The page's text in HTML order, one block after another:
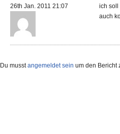
26th Jan. 2011 21:07
ich soll
auch
Du musstangemeldet sein um den Bericht